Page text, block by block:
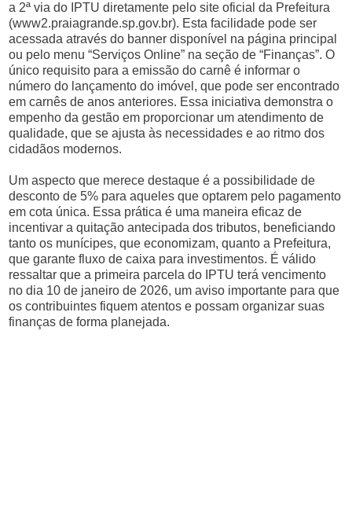
a 2ª via do IPTU diretamente pelo site oficial da Prefeitura
(www2.praiagrande.sp.gov.br). Esta facilidade pode ser
acessada através do banner disponível na página principal
ou pelo menu “Serviços Online” na seção de “Finanças”. O
único requisito para a emissão do carnê é informar o
número do lançamento do imóvel, que pode ser encontrado
em carnês de anos anteriores. Essa iniciativa demonstra o
empenho da gestão em proporcionar um atendimento de
qualidade, que se ajusta às necessidades e ao ritmo dos
cidadãos modernos.
Um aspecto que merece destaque é a possibilidade de
desconto de 5% para aqueles que optarem pelo pagamento
em cota única. Essa prática é uma maneira eficaz de
incentivar a quitação antecipada dos tributos, beneficiando
tanto os munícipes, que economizam, quanto a Prefeitura,
que garante fluxo de caixa para investimentos. É válido
ressaltar que a primeira parcela do IPTU terá vencimento
no dia 10 de janeiro de 2026, um aviso importante para que
os contribuintes fiquem atentos e possam organizar suas
finanças de forma planejada.